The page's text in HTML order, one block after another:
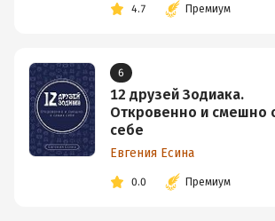
4.7 Премиум
6
12 друзей Зодиака.
Откровенно и смешно
себе
Евгения Есина
0.0 Премиум